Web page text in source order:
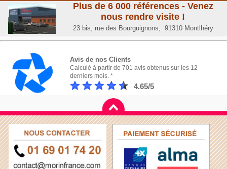
Plus de 6 000 références - Venez
nous rendre visite !
23 bis, rue des Bourguignons, 91310 Montlhéry
Avis de nos Clients
Calculé à partir de 701 avis obtenus sur les 12
derniers mois. *
4.65/5